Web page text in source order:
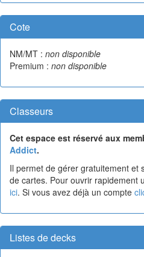
Cote
NM/MT : non disponible
Premium : non disponible
Classeurs
Cet espace est réservé aux
Addict.
Il permet de gérer gratuitement et
de cartes. Pour ouvrir rapidement
ici. Si vous avez déjà un compte
Listes de decks